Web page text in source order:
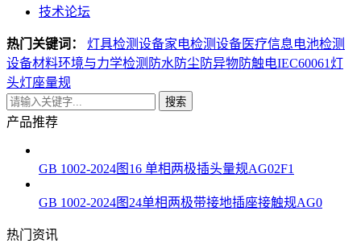
技术论坛
热门关键词： 灯具检测设备家电检测设备医疗信息电池检测
设备材料环境与力学检测 防水防尘防异物防触电IEC60061灯
头灯座量规
搜索
产品推荐
GB 1002-2024图16 单相两极插头量规AG02F1
GB 1002-2024图24单相两极带接地插座接触规AG0
热门资讯